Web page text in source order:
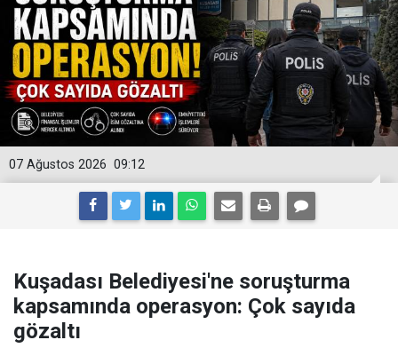
09:12
07 Ağustos 2026
Kuşadası Belediyesi'ne soruşturma
kapsamında operasyon: Çok sayıda
gözaltı